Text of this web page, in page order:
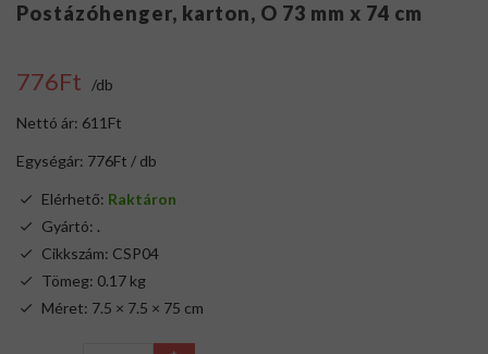
Postázóhenger, karton, O 73 mm x 74 cm
776Ft /db
Nettó ár: 611Ft
Egységár: 776Ft / db
Elérhető: Raktáron
Gyártó: .
Cikkszám: CSP04
Tömeg: 0.17 kg
Méret: 7.5 × 7.5 × 75 cm